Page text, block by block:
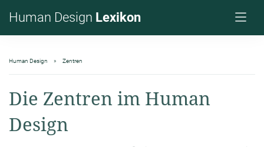
Human Design Lexikon
Human Design Zentren
Die Zentren im Human
Design